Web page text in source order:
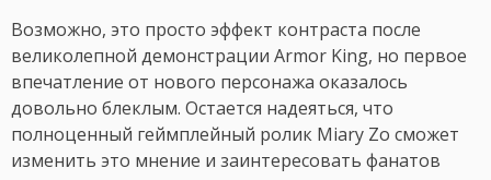
Возможно, это просто эффект контраста после
великолепной демонстрации Armor King, но первое
впечатление от нового персонажа оказалось
довольно блеклым. Остается надеяться, что
полноценный геймплейный ролик Miary Zo сможет
изменить это мнение и заинтересовать фанатов